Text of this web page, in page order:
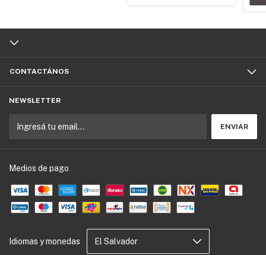
CONTACTÁNOS
NEWSLETTER
Medios de pago
Idiomas y monedas